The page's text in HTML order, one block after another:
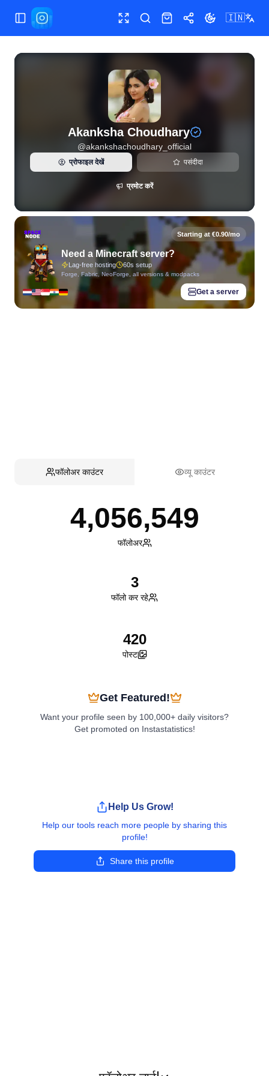
मेन्यू खोलें/बंद करें फुलस्क्रीन
खोजें शॉप शेयर थीम बदलें
🇮🇳
Akanksha Choudhary (@akankshachoudhary_official) के
Akanksha Choudhary
@akankshachoudhary_official
प्रोफाइल देखें पसंदीदा
प्रमोट करें
Starting at €0.90/mo
Need a Minecraft server?
Lag-free hosting 60s setup
Forge, Fabric, NeoForge, all versions & modpacks
Get a server
फॉलोअर काउंटर व्यू काउंटर
4,056,549
फॉलोअर
3
फॉलो कर रहे
420
पोस्ट
Get Featured!
Want your profile seen by 100,000+ daily visitors?
Get promoted on Instastatistics!
Help Us Grow!
Help our tools reach more people by sharing this
profile!
Share this profile